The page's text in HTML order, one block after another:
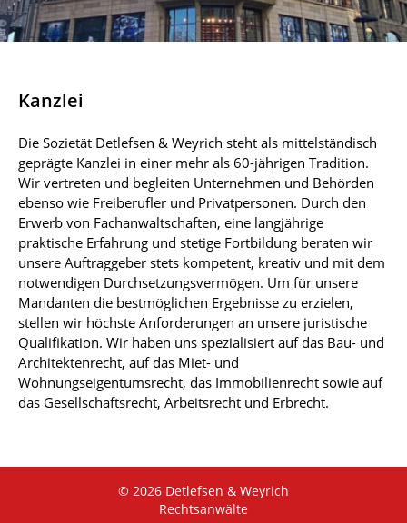
Kanzlei
Die Sozietät Detlefsen & Weyrich steht als mittelständisch
geprägte Kanzlei in einer mehr als 60-jährigen Tradition.
Wir vertreten und begleiten Unternehmen und Behörden
ebenso wie Freiberufler und Privatpersonen. Durch den
Erwerb von Fachanwaltschaften, eine langjährige
praktische Erfahrung und stetige Fortbildung beraten wir
unsere Auftraggeber stets kompetent, kreativ und mit dem
notwendigen Durchsetzungsvermögen. Um für unsere
Mandanten die bestmöglichen Ergebnisse zu erzielen,
stellen wir höchste Anforderungen an unsere juristische
Qualifikation. Wir haben uns spezialisiert auf das Bau- und
Architektenrecht, auf das Miet- und
Wohnungseigentumsrecht, das Immobilienrecht sowie auf
das Gesellschaftsrecht, Arbeitsrecht und Erbrecht.
© 2026 Detlefsen & Weyrich
Rechtsanwälte